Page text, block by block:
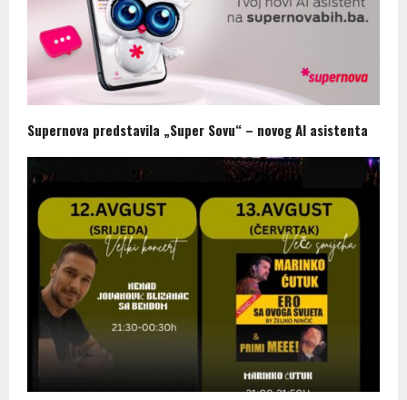
Supernova predstavila „Super Sovu“ – novog AI asistenta